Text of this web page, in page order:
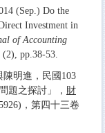
(Sep.) Do the
Investment in
of Accounting
pp.38-53.
陳明進，民國103
題之探討」， 財
，第四十三卷